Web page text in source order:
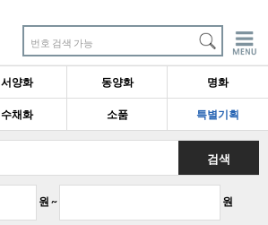
번호 검색 가능
서양화 동양화 명화
수채화 소품 특별기획
원 ~ 원
검색